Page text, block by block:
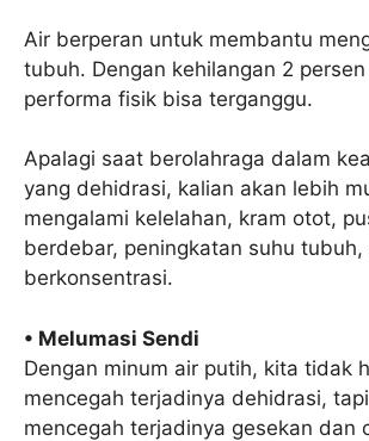
Air berperan untuk membantu
tubuh. Dengan kehilangan 2
performa fisik bisa terganggu.
Apalagi saat berolahraga dalam
yang dehidrasi, kalian akan lebih
mengalami kelelahan, kram otot,
berdebar, peningkatan suhu
berkonsentrasi.
• Melumasi Sendi
Dengan minum air putih, kita tidak
mencegah terjadinya dehidrasi,
mencegah terjadinya gesekan dan